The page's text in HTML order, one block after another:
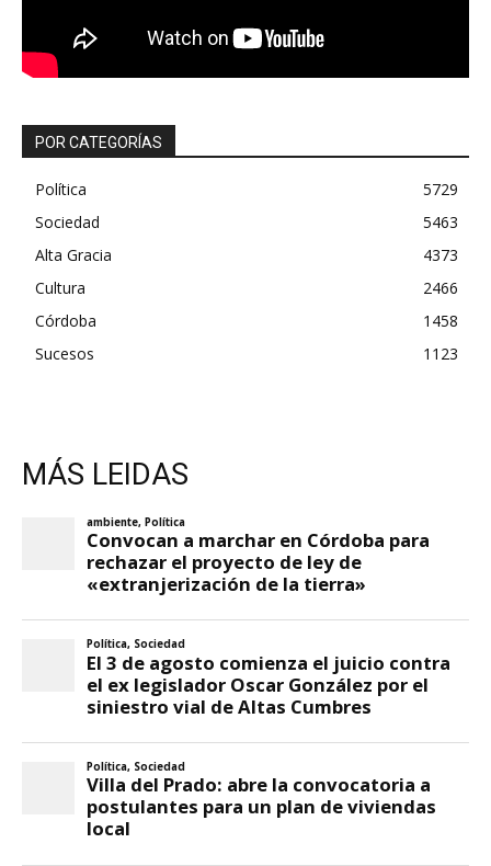
POR CATEGORÍAS
Política
5729
Sociedad
5463
Alta Gracia
4373
Cultura
2466
Córdoba
1458
Sucesos
1123
MÁS LEIDAS